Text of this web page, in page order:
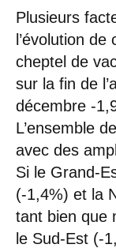
Plusieurs
l’évolution
cheptel de
sur la fin de
décembre -
L’ensemble
avec des
Si le Grand-
(-1,4%) et la
tant bien que
le Sud-Est (-